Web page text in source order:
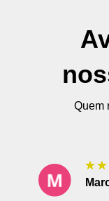
Quem